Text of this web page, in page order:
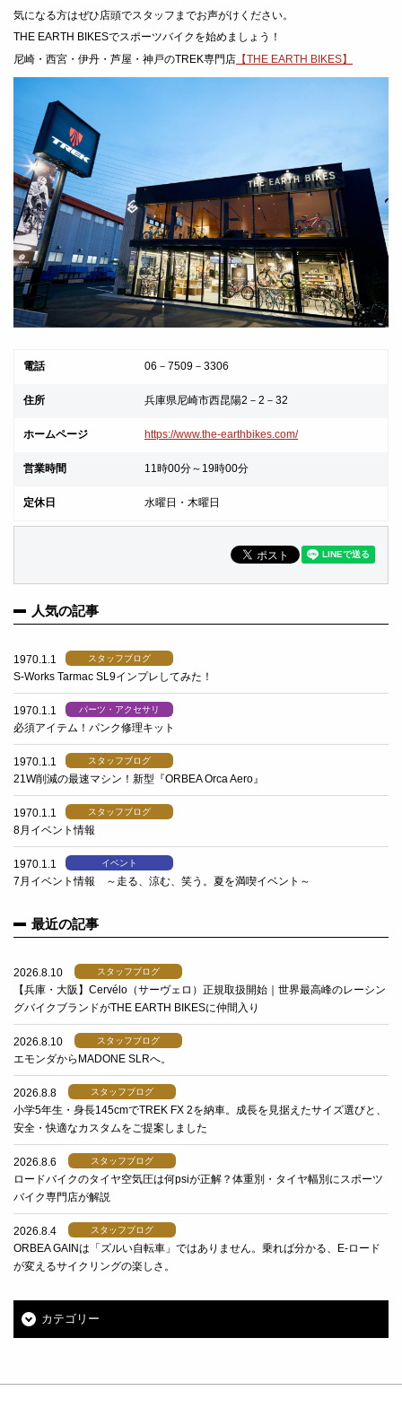
気になる方はぜひ店頭でスタッフまでお声がけください。
THE EARTH BIKESでスポーツバイクを始めましょう！
尼崎・西宮・伊丹・芦屋・神戸のTREK専門店 【THE EARTH BIKES】
電話 06－7509－3306
住所 兵庫県尼崎市西昆陽2－2－32
ホームページ https://www.the-earthbikes.com/
営業時間 11時00分～19時00分
定休日 水曜日・木曜日
人気の記事
1970.1.1 スタッフブログ
S-Works Tarmac SL9インプレしてみた！
1970.1.1 パーツ・アクセサリ
必須アイテム！パンク修理キット
1970.1.1 スタッフブログ
21W削減の最速マシン！新型『ORBEA Orca Aero』
1970.1.1 スタッフブログ
8月イベント情報
1970.1.1 イベント
7月イベント情報 ～走る、涼む、笑う。夏を満喫イベント～
最近の記事
2026.8.10 スタッフブログ
【兵庫・大阪】Cervélo（サーヴェロ）正規取扱開始｜世界最高峰のレーシン
グバイクブランドがTHE EARTH BIKESに仲間入り
2026.8.10 スタッフブログ
エモンダからMADONE SLRへ。
2026.8.8 スタッフブログ
小学5年生・身長145cmでTREK FX 2を納車。成長を見据えたサイズ選びと、
安全・快適なカスタムをご提案しました
2026.8.6 スタッフブログ
ロードバイクのタイヤ空気圧は何psiが正解？体重別・タイヤ幅別にスポーツ
バイク専門店が解説
2026.8.4 スタッフブログ
ORBEA GAINは「ズルい自転車」ではありません。乗れば分かる、E-ロード
が変えるサイクリングの楽しさ。
カテゴリー